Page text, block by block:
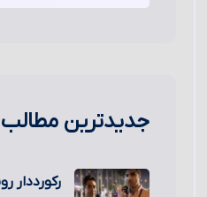
جدیدترین مطالب
رکورددار